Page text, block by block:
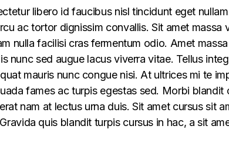
libero id faucibus nisl tincidunt eget
ac tortor dignissim convallis. Sit amet
nulla facilisi cras fermentum odio. Amet
nunc sed augue lacus viverra vitae. Tellus
mauris nunc congue nisi. At ultrices mi te
fames ac turpis egestas sed. Morbi blandit
nam at lectus urna duis. Sit amet cursus sit
quis blandit turpis cursus in hac, a sit